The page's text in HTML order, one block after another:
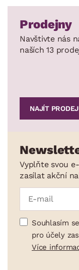
Prodejny
Navštivte nás
naších 13
NAJÍT
Vyplňte svou
zasílat akční
Souhlasím
pro účely
Více